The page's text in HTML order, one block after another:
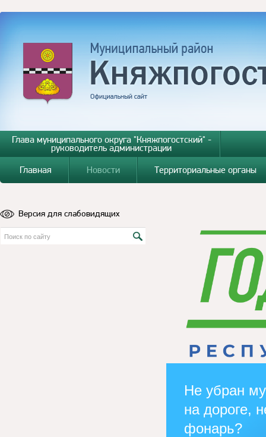
Глава муниципального округа "Княжпогостский" -
руководитель администрации
Главная
Новости Территориальные органы
Версия для слабовидящих
Не убран
на дороге,
фонарь?